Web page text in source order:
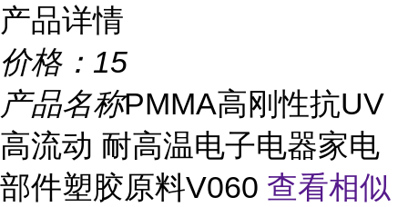
产品详情
价格： 15
产品名称PMMA高刚性抗UV
高流动 耐高温电子电器家电
部件塑胶原料V060 查看相似